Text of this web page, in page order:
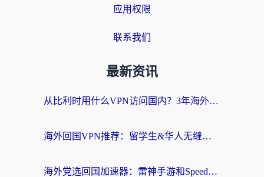
应用权限
联系我们
最新资讯
从比利时用什么VPN访问国内？3年海外党亲测有效的无缝回国上网指南
海外回国VPN推荐：留学生&华人无缝访问国内资源的实用指南
海外党选回国加速器：雷神手游和SpeedCN哪个好？附避坑指南